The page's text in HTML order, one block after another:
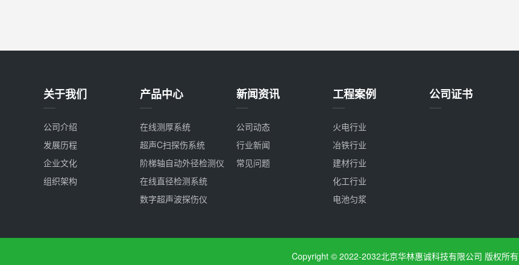
关于我们
公司介绍
发展历程
企业文化
组织架构
产品中心
在线测厚系统
超声C扫探伤系统
阶梯轴自动外径检测仪
在线直径检测系统
数字超声波探伤仪
新闻资讯
公司动态
行业新闻
常见问题
工程案例
火电行业
冶铁行业
建材行业
化工行业
电池匀浆
公司证书
Copyright © 2022-2032北京华林惠诚科技有限公司 版权所有